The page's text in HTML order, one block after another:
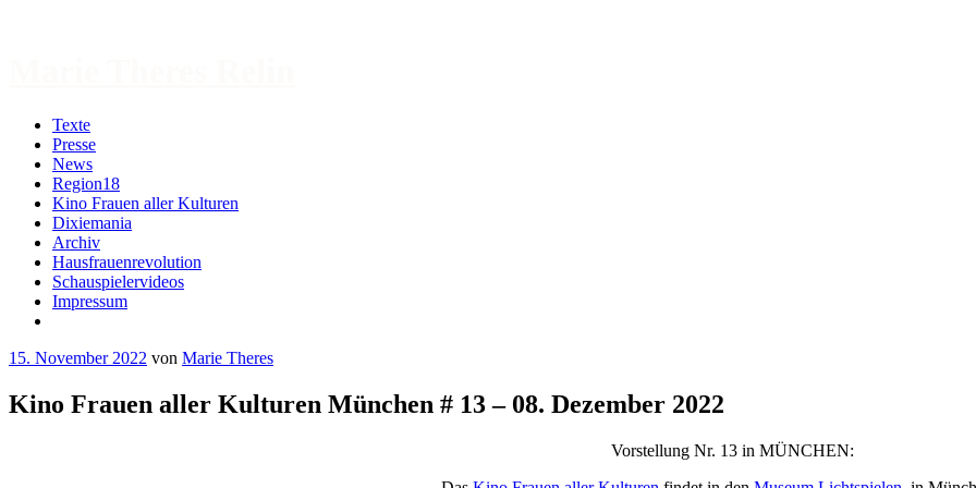
Texte
Presse
News
Region18
Kino Frauen aller Kulturen
Dixiemania
Archiv
Hausfrauenrevolution
Schauspielervideos
Impressum
15. November 2022 von Marie Theres
Kino Frauen aller Kulturen München # 13 – 08. Dezember 2022
Vorstellung Nr. 13 in MÜNCHEN: